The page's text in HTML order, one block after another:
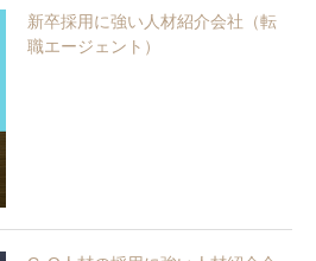
新卒採用に強い人材紹介会社（転
職エージェント）